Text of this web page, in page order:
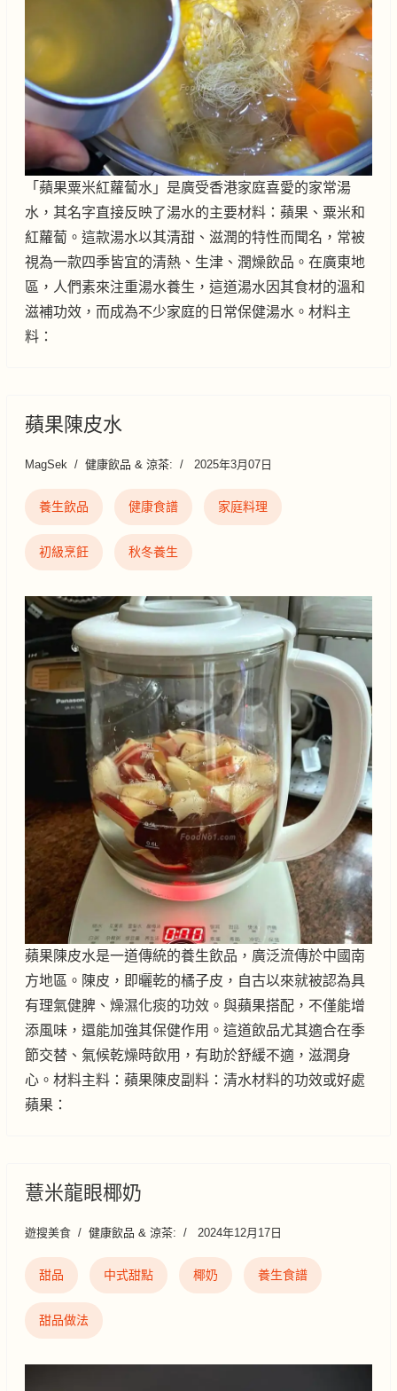
「蘋果粟米紅蘿蔔水」是廣受香港家庭喜愛的家常湯
水，其名字直接反映了湯水的主要材料：蘋果、粟米和
紅蘿蔔。這款湯水以其清甜、滋潤的特性而聞名，常被
視為一款四季皆宜的清熱、生津、潤燥飲品。在廣東地
區，人們素來注重湯水養生，這道湯水因其食材的溫和
滋補功效，而成為不少家庭的日常保健湯水。材料主
料：
蘋果陳皮水
MagSek 健康飲品 & 涼茶: 2025年3月07日
養生飲品 健康食譜 家庭料理
初級烹飪 秋冬養生
蘋果陳皮水是一道傳統的養生飲品，廣泛流傳於中國南
方地區。陳皮，即曬乾的橘子皮，自古以來就被認為具
有理氣健脾、燥濕化痰的功效。與蘋果搭配，不僅能增
添風味，還能加強其保健作用。這道飲品尤其適合在季
節交替、氣候乾燥時飲用，有助於舒緩不適，滋潤身
心。材料主料：蘋果陳皮副料：清水材料的功效或好處
蘋果：
薏米龍眼椰奶
遊搜美食 健康飲品 & 涼茶: 2024年12月17日
甜品 中式甜點 椰奶 養生食譜
甜品做法